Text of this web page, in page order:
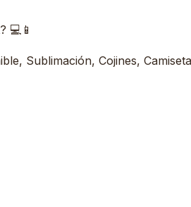
💻📱
Sublimación, Cojines,